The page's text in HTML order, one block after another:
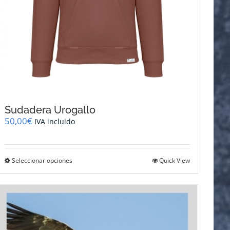
Sudadera Urogallo
50,00€ IVA incluido
Seleccionar opcionesEste
múltiples
Quick View